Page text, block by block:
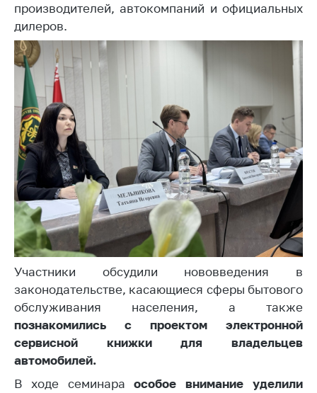
Идеологическая
работа
Официальные
геральдические
символы
5 лет МАРТ
Деятельность
Ценовая политика
Антимонопольное
регулирование и
конкуренция
Торговля и услуги
Регулирование и
контроль закупок
Защита прав
потребителей
Регулирование
рекламной
деятельности
производителей, автокомпаний и официальных
дилеров.
Участники обсудили нововведения в
законодательстве, касающиеся сферы бытового
обслуживания населения, а также
познакомились с проектом электронной
сервисной книжки для владельцев
автомобилей.
В ходе семинараособое внимание уделили